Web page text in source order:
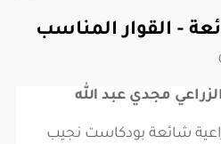
- القوار المناسب
مجدي عبد الله
شائعة بودكاست نجيب